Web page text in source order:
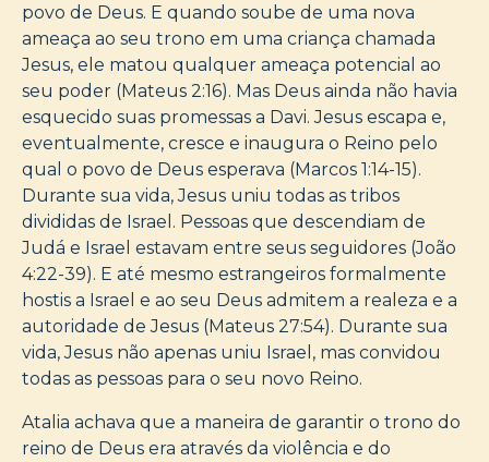
povo de Deus. E quando soube de uma nova
ameaça ao seu trono em uma criança chamada
Jesus, ele matou qualquer ameaça potencial ao
seu poder (Mateus 2:16). Mas Deus ainda não havia
esquecido suas promessas a Davi. Jesus escapa e,
eventualmente, cresce e inaugura o Reino pelo
qual o povo de Deus esperava (Marcos 1:14-15).
Durante sua vida, Jesus uniu todas as tribos
divididas de Israel. Pessoas que descendiam de
Judá e Israel estavam entre seus seguidores (João
4:22-39). E até mesmo estrangeiros formalmente
hostis a Israel e ao seu Deus admitem a realeza e a
autoridade de Jesus (Mateus 27:54). Durante sua
vida, Jesus não apenas uniu Israel, mas convidou
todas as pessoas para o seu novo Reino.
Atalia achava que a maneira de garantir o trono do
reino de Deus era através da violência e do